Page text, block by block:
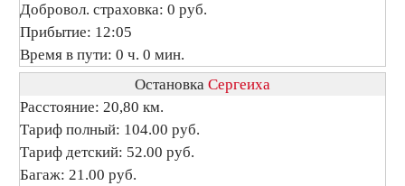
Добровол. страховка: 0 руб.
Прибытие: 12:05
Время в пути: 0 ч. 0 мин.
Остановка Сергеиха
Расстояние: 20,80 км.
Тариф полный: 104.00 руб.
Тариф детский: 52.00 руб.
Багаж: 21.00 руб.